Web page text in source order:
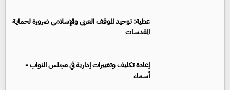
عطية: توحيد الموقف العربي والإسلامي ضرورة لحماية
المقدسات
إعادة تكليف وتغييرات إدارية في مجلس النواب -
أسماء